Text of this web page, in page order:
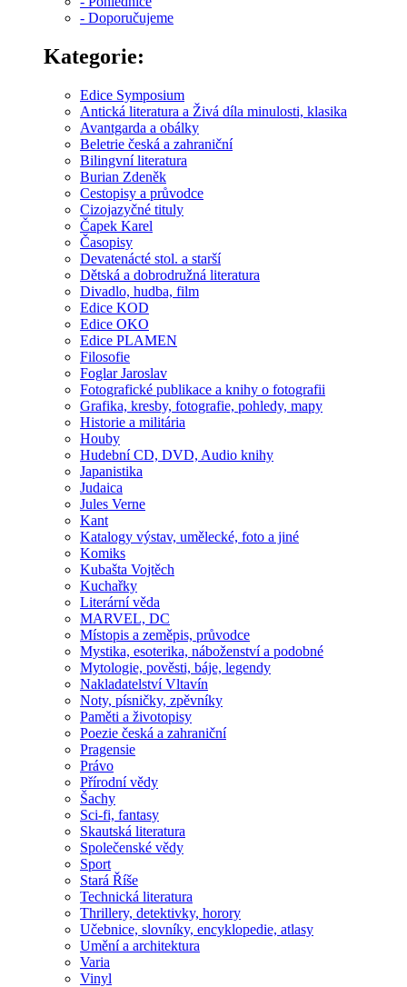
- Doporučujeme
Kategorie:
Edice Symposium
Antická literatura a Živá díla minulosti, klasika
Avantgarda a obálky
Beletrie česká a zahraniční
Bilingvní literatura
Burian Zdeněk
Cestopisy a průvodce
Cizojazyčné tituly
Čapek Karel
Časopisy
Devatenácté stol. a starší
Dětská a dobrodružná literatura
Divadlo, hudba, film
Edice KOD
Edice OKO
Edice PLAMEN
Filosofie
Foglar Jaroslav
Fotografické publikace a knihy o fotografii
Grafika, kresby, fotografie, pohledy, mapy
Historie a militária
Houby
Hudební CD, DVD, Audio knihy
Japanistika
Judaica
Jules Verne
Kant
Katalogy výstav, umělecké, foto a jiné
Komiks
Kubašta Vojtěch
Kuchařky
Literární věda
MARVEL, DC
Místopis a zeměpis, průvodce
Mystika, esoterika, náboženství a podobné
Mytologie, pověsti, báje, legendy
Nakladatelství Vltavín
Noty, písničky, zpěvníky
Paměti a životopisy
Poezie česká a zahraniční
Pragensie
Právo
Přírodní vědy
Šachy
Sci-fi, fantasy
Skautská literatura
Společenské vědy
Sport
Stará Říše
Technická literatura
Thrillery, detektivky, horory
Učebnice, slovníky, encyklopedie, atlasy
Umění a architektura
Varia
Vinyl